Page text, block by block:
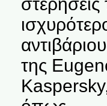
της